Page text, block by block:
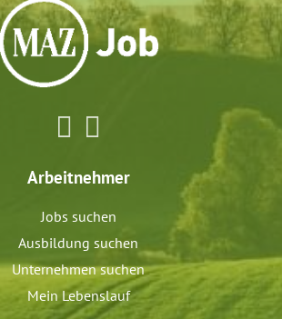
Arbeitnehmer
Jobs suchen
Ausbildung suchen
Unternehmen suchen
Mein Lebenslauf